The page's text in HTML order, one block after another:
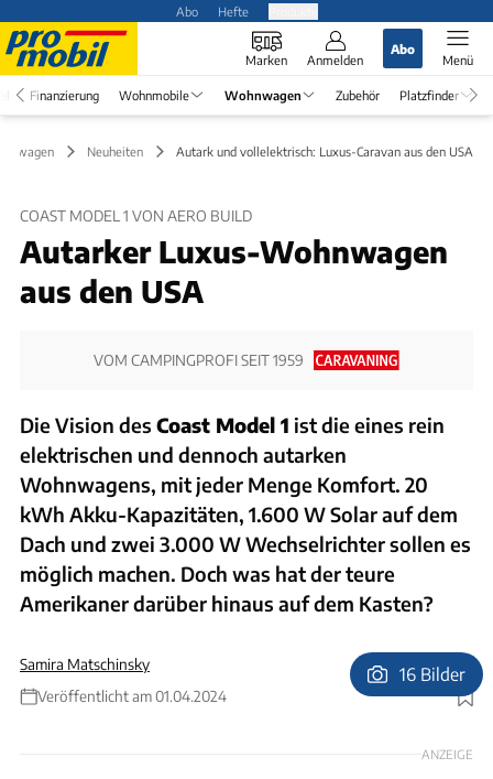
Abo Hefte
Marken Anmelden
Abo
Menü
Finanzierung Wohnmobile Wohnwagen Zubehör Platzfinder
Neuheiten Autark und vollelektrisch: Luxus-Caravan aus den USA
COAST MODEL 1 VON AERO BUILD
Autarker Luxus-Wohnwagen
aus den USA
VOM CAMPINGPROFI SEIT 1959
Die Vision des Coast Model 1 ist die eines rein
elektrischen und dennoch autarken
Wohnwagens, mit jeder Menge Komfort. 20
kWh Akku-Kapazitäten, 1.600 W Solar auf dem
Dach und zwei 3.000 W Wechselrichter sollen es
möglich machen. Doch was hat der teure
Amerikaner darüber hinaus auf dem Kasten?
Samira Matschinsky
Veröffentlicht am 01.04.2024
Foto: Hersteller
16 Bilder
ANZEIGE